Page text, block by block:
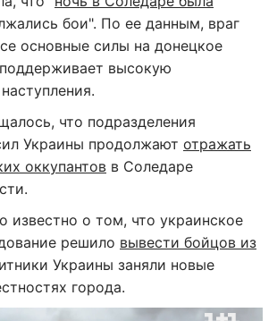
бои". По ее данным, враг
основные силы на донецкое
высокую
что подразделения
Украины продолжают отражать
оккупантов в Соледаре
известно о том, что украинское
решило вывести бойцов из
Украины заняли новые
города.